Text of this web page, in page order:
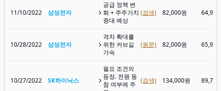
11/10/2022 삼성전자
공급 정책 변
화 + 주주가치
증대 예상
(검색) 82,000원
10/28/2022 삼성전자
격차 확대를
위한 커브길
가속
(원문) 82,000원
10/27/2022 SK하이닉스
필요 조건의
등장. 전원 동
참 여부에 주
(검색) 134,000원